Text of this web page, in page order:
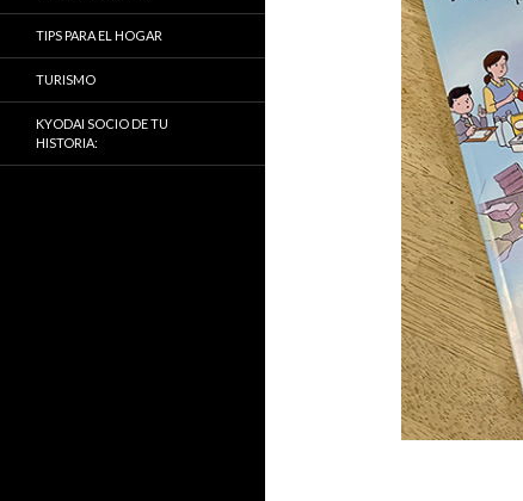
TIPS PARA EL HOGAR
TURISMO
KYODAI SOCIO DE TU
HISTORIA: